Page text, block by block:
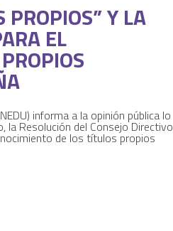
PROPIOS” Y LA
EL
informa a la opinión pública lo
la Resolución del Consejo Directivo
de los títulos propios